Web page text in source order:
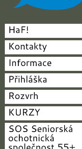
HAF studio -